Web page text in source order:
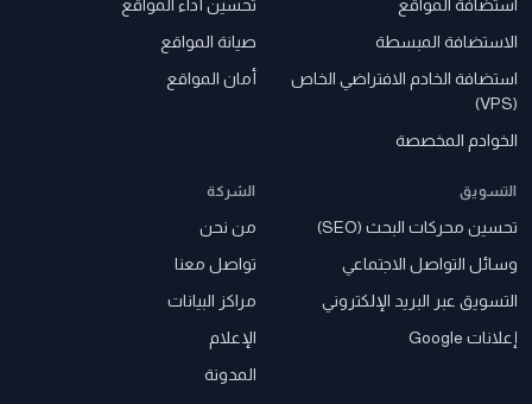
استضافة المواقع
الاستضافة المبسطة
استضافة الخادم الافتراضي الخاص
(VPS)
الخوادم المخصصة
تحسين أداء المواقع
صيانة المواقع
أمان المواقع
التسويق
تحسين محركات البحث (SEO)
وسائل التواصل الاجتماعي
التسويق عبر البريد الإلكتروني
إعلانات Google
الشركة
من نحن
تواصل معنا
مراكز البيانات
الإعلام
المدونة